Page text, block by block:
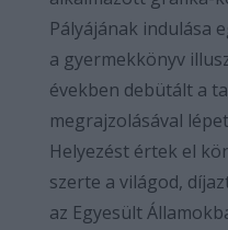
Pályájának indulása
a gyermekkönyv
években debütált a
megrajzolásával
Helyezést értek el
szerte a világod,
az Egyesült